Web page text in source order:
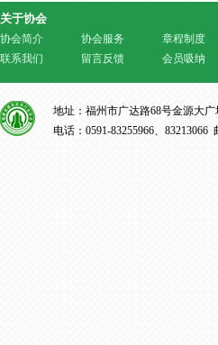
关于协会
协会简介 协会服务 章程制度
联系我们
留言反馈 会员吸纳
地址：福州市广达路68号金源大广
电话：0591-83255966、83213066